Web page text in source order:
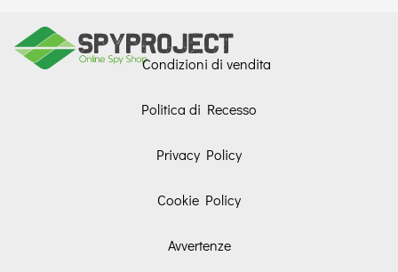
Condizioni di vendita
Politica di Recesso
Privacy Policy
Cookie Policy
Avvertenze